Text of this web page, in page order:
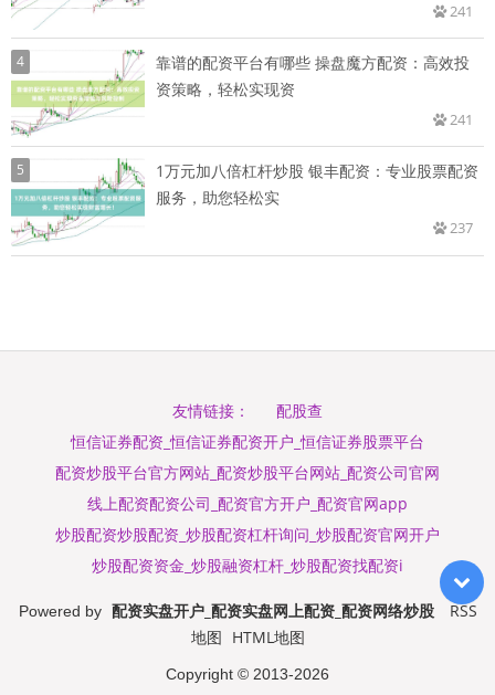
241
4
靠谱的配资平台有哪些 操盘魔方配资：高效投
资策略，轻松实现资
241
5
1万元加八倍杠杆炒股 银丰配资：专业股票配资
服务，助您轻松实
237
友情链接：
配股查
恒信证券配资_恒信证券配资开户_恒信证券股票平台
配资炒股平台官方网站_配资炒股平台网站_配资公司官网
线上配资配资公司_配资官方开户_配资官网app
炒股配资炒股配资_炒股配资杠杆询问_炒股配资官网开户
炒股配资资金_炒股融资杠杆_炒股配资找配资i
Powered by 配资实盘开户_配资实盘网上配资_配资网络炒股
RSS
地图 HTML地图
Copyright © 2013-2026